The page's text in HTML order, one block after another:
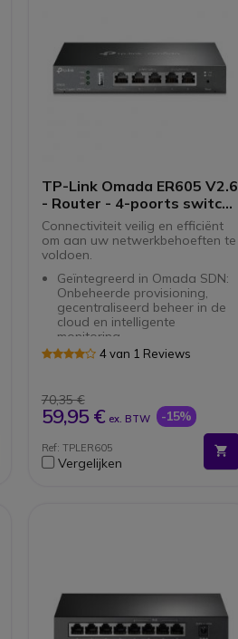
TP-Link Omada ER605 V2.6
- Router - 4-poorts switch
- GigE - WAN-poorten: 3
Connectiviteit veilig en efficiënt
om aan uw netwerkbehoeften te
voldoen.
Geïntegreerd in Omada SDN:
Onbeheerde provisioning,
gecentraliseerd beheer in de
cloud en intelligente
monitoring.
Gecentraliseerd beheer:
eenvoudig en handig beheer.
5 Gigabit-poorten: Biedt snelle
bekabelde connectiviteit.
4 van 1 Reviews
70,35 €
59,95 € ex. BTW -15%
Ref: TPLER605
Vergelijken